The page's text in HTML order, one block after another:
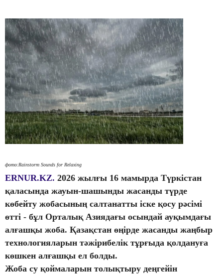
фото:Rainstorm Sounds for Relaxing
ERNUR.KZ. 2026 жылғы 16 мамырда Түркістан
қаласында жауын-шашынды жасанды түрде
көбейту жобасының салтанатты іске қосу рәсімі
өтті - бұл Орталық Азиядағы осындай ауқымдағы
алғашқы жоба. Қазақстан өңірде жасанды жаңбыр
технологияларын тәжірибелік тұрғыда қолдануға
көшкен алғашқы ел болды.
Жоба су қоймаларын толықтыру деңгейін